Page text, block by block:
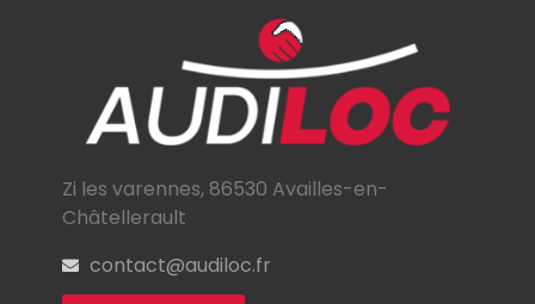
Zi les varennes, 86530 Availles-en-
Châtellerault
contact@audiloc.fr